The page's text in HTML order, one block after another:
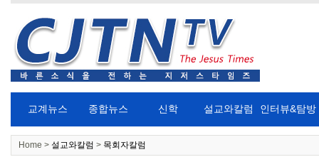
교계뉴스 종합뉴스 신학 설교와칼럼 인터뷰&탐방
Home > 설교와칼럼 > 목회자칼럼